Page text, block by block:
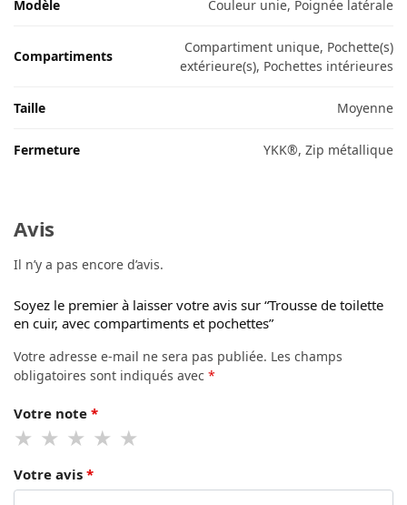
Modèle Couleur unie, Poignée latérale
Compartiments
Compartiment unique, Pochette(s)
extérieure(s), Pochettes intérieures
Taille Moyenne
Fermeture YKK®, Zip métallique
Avis
Il n’y a pas encore d’avis.
Soyez le premier à laisser votre avis sur “Trousse de toilette
en cuir, avec compartiments et pochettes”
Votre adresse e-mail ne sera pas publiée. Les champs
obligatoires sont indiqués avec *
Votre note *
Votre avis *